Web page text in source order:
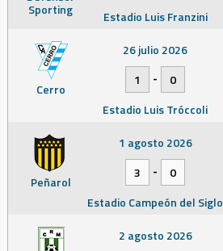
Sporting
Estadio Luis Franzini
Cerro
26 julio 2026
1
-
0
Estadio Luis Tróccoli
Peñarol
1 agosto 2026
3
-
0
Estadio Campeón del Siglo
2 agosto 2026